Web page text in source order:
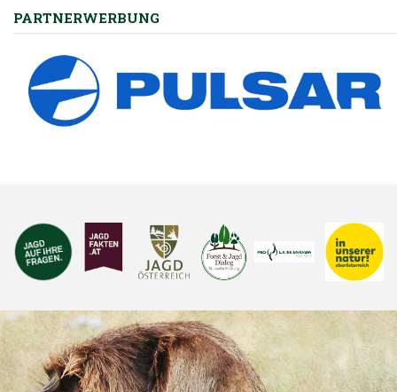
PARTNERWERBUNG